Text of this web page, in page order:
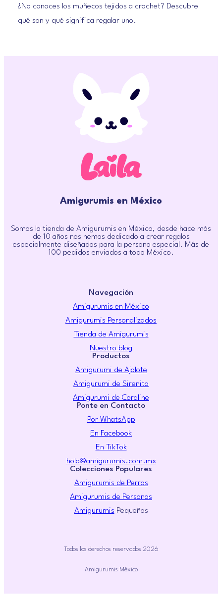
¿No conoces los muñecos tejidos a crochet? Descubre
qué son y qué significa regalar uno.
Amigurumis en México
Somos la tienda de Amigurumis en México, desde hace más
de 10 años nos hemos dedicado a crear regalos
especialmente diseñados para la persona especial. Más de
100 pedidos enviados a todo México.
Navegación
Amigurumis en México
Amigurumis Personalizados
Tienda de Amigurumis
Nuestro blog
Productos
Amigurumi de Ajolote
Amigurumi de Sirenita
Amigurumi de Coraline
Ponte en Contacto
Por WhatsApp
En Facebook
En TikTok
hola@amigurumis.com.mx
Colecciones Populares
Amigurumis de Perros
Amigurumis de Personas
Amigurumis Pequeños
Todos los derechos reservados 2026
Amigurumis México